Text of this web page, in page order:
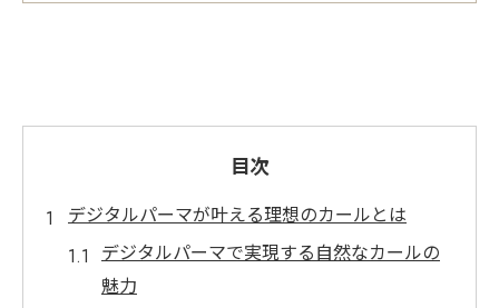
目次
デジタルパーマが叶える理想のカールとは
デジタルパーマで実現する自然なカールの
魅力